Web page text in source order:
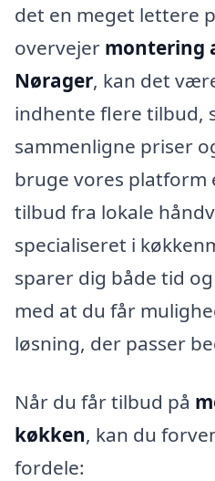
det en meget lettere
overvejer montering
Nørager, kan det
indhente flere tilbud,
sammenligne priser
bruge vores platform
tilbud fra lokale
specialiseret i
sparer dig både tid
med at du får
løsning, der passer
Når du får tilbud på
køkken, kan du
fordele: